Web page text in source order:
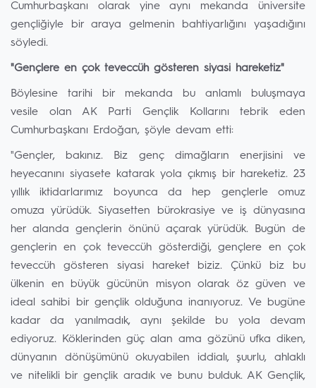
Cumhurbaşkanı olarak yine aynı mekanda üniversite
gençliğiyle bir araya gelmenin bahtiyarlığını yaşadığını
söyledi.
⁠"Gençlere en çok teveccüh gösteren siyasi hareketiz"
Böylesine tarihi bir mekanda bu anlamlı buluşmaya
vesile olan AK Parti Gençlik Kollarını tebrik eden
Cumhurbaşkanı Erdoğan, şöyle devam etti:
"Gençler, bakınız. Biz genç dimağların enerjisini ve
heyecanını siyasete katarak yola çıkmış bir hareketiz. 23
yıllık iktidarlarımız boyunca da hep gençlerle omuz
omuza yürüdük. Siyasetten bürokrasiye ve iş dünyasına
her alanda gençlerin önünü açarak yürüdük. Bugün de
gençlerin en çok teveccüh gösterdiği, gençlere en çok
teveccüh gösteren siyasi hareket biziz. Çünkü biz bu
ülkenin en büyük gücünün misyon olarak öz güven ve
ideal sahibi bir gençlik olduğuna inanıyoruz. Ve bugüne
kadar da yanılmadık, aynı şekilde bu yola devam
ediyoruz. Köklerinden güç alan ama gözünü ufka diken,
dünyanın dönüşümünü okuyabilen iddialı, şuurlu, ahlaklı
ve nitelikli bir gençlik aradık ve bunu bulduk. AK Gençlik,